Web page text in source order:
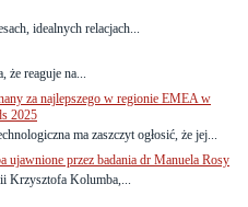
idealnych relacjach...
że reaguje na...
za najlepszego w regionie EMEA w
2025
ma zaszczyt ogłosić, że jej...
przez badania dr Manuela Rosy
Krzysztofa Kolumba,...